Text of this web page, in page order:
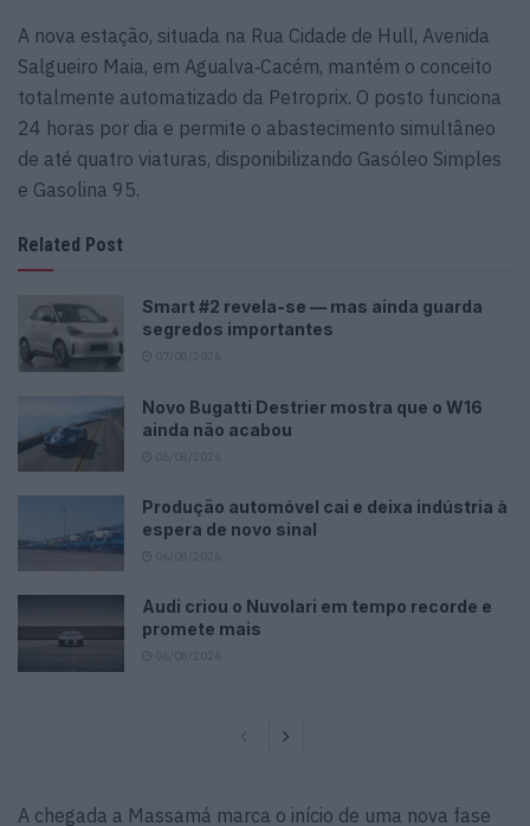
A nova estação, situada na Rua Cidade de Hull, Avenida
Salgueiro Maia, em Agualva‑Cacém, mantém o conceito
totalmente automatizado da Petroprix. O posto funciona
24 horas por dia e permite o abastecimento simultâneo
de até quatro viaturas, disponibilizando Gasóleo Simples
e Gasolina 95.
Related Post
Smart #2 revela-se — mas ainda guarda
segredos importantes
Novo Bugatti Destrier mostra que o W16
ainda não acabou
Produção automóvel cai e deixa indústria à
espera de novo sinal
Audi criou o Nuvolari em tempo recorde e
promete mais
A chegada a Massamá marca o início de uma nova fase